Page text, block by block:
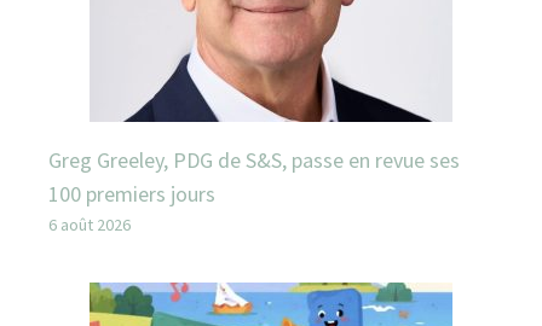
Greg Greeley, PDG de S&S, passe en revue ses
100 premiers jours
6 août 2026